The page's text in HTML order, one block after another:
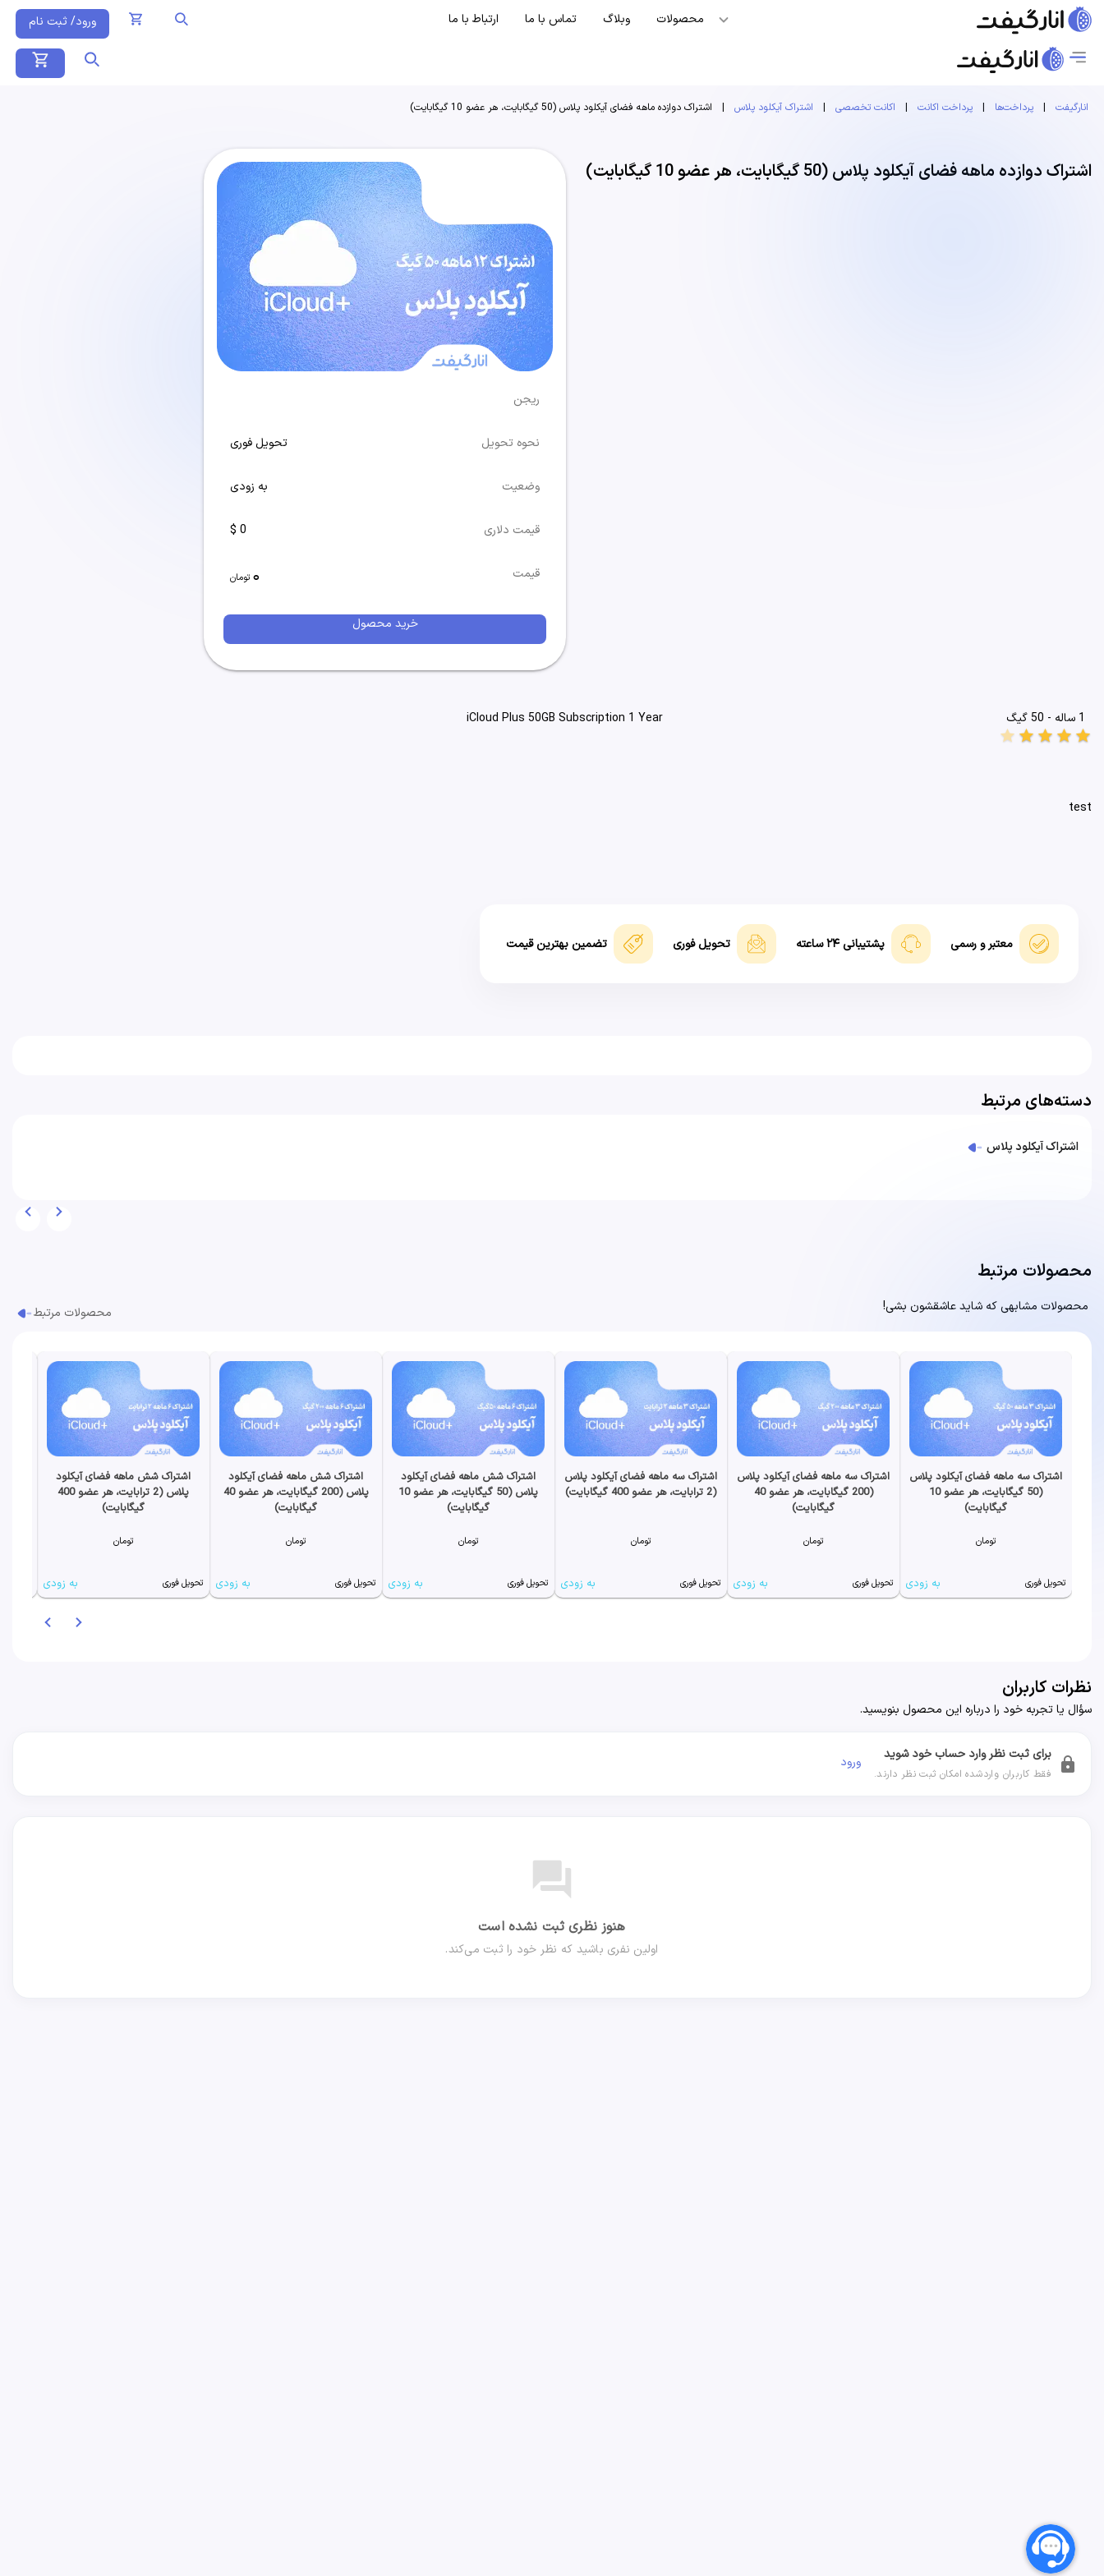
محصولات وبلاگ تماس با ما ارتباط با ما ورود/ ثبت نام
انارگیفت | پرداخت‌ها | پرداخت اکانت | اکانت تخصصی | اشتراک آیکلود پلاس | اشتراک دوازده ماهه فضای آیکلود پلاس (50 گیگابایت، هر عضو 10 گیگابایت)
اشتراک دوازده ماهه فضای آیکلود پلاس (50 گیگابایت، هر عضو 10 گیگابایت)
1 ساله - 50 گیگ
iCloud Plus 50GB Subscription 1 Year
star
star
star
star
star
test
معتبر و رسمی پشتیبانی ۲۴ ساعته تحویل فوری تضمین بهترین قیمت
ریجن
نحوه تحویل تحویل فوری
وضعیت به زودی
قیمت دلاری 0 $
قیمت 0 تومان
خرید محصول
دسته‌های مرتبط
اشتراک آیکلود پلاس
محصولات مرتبط
محصولات مشابهی که شاید عاشقشون بشی! محصولات مرتبط
اشتراک سه ماهه فضای آیکلود پلاس
(50 گیگابایت، هر عضو 10
گیگابایت)
تومان
تحویل فوری به زودی
اشتراک سه ماهه فضای آیکلود پلاس
(200 گیگابایت، هر عضو 40
گیگابایت)
تومان
تحویل فوری به زودی
اشتراک سه ماهه فضای آیکلود پلاس
(2 ترابایت، هر عضو 400 گیگابایت)
تومان
تحویل فوری به زودی
اشتراک شش ماهه فضای آیکلود
پلاس (50 گیگابایت، هر عضو 10
گیگابایت)
تومان
تحویل فوری به زودی
اشتراک شش ماهه فضای آیکلود
پلاس (200 گیگابایت، هر عضو 40
گیگابایت)
تومان
تحویل فوری به زودی
اشتراک شش ماهه فضای آیکلود
پلاس (2 ترابایت، هر عضو 400
گیگابایت)
تومان
تحویل فوری به زودی
نظرات کاربران
سؤال یا تجربه خود را درباره این محصول بنویسید.
lock برای ثبت نظر وارد حساب خود شوید
فقط کاربران واردشده امکان ثبت نظر دارند.
ورود
forum
هنوز نظری ثبت نشده است
اولین نفری باشید که نظر خود را ثبت می‌کند.